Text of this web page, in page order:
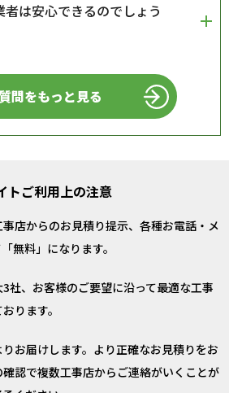
は安心できるのでしょう
問をもっと見る
トご利用上の注意
店からのお見積り提示、各種お電話・メ
無料」になります。
社、お客様のご要望に沿って最適な工事
ります。
お届けします。より正確なお見積りをお
認で複数工事店からご連絡がいくことが